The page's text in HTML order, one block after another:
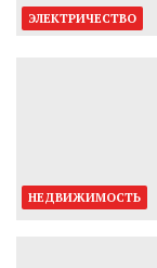
ЭЛЕКТРИЧЕСТВО
НЕДВИЖИМОСТЬ